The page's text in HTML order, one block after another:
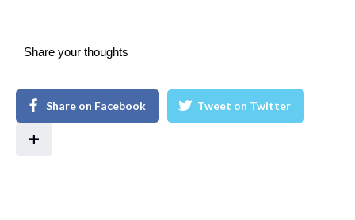
Share your thoughts
Share on Facebook Tweet on Twitter
+